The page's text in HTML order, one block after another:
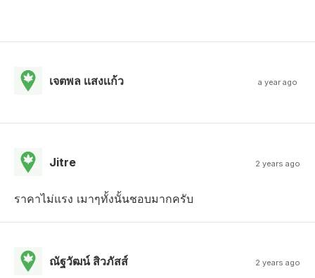
เจตพล เเสงเเก้ว a year ago
Jitre 2 years ago
ราคาไม่แรง เมาๆทั้งนั้นชอบมากครับ
ณัฐวัฒน์ สิวภัสส์ 2 years ago